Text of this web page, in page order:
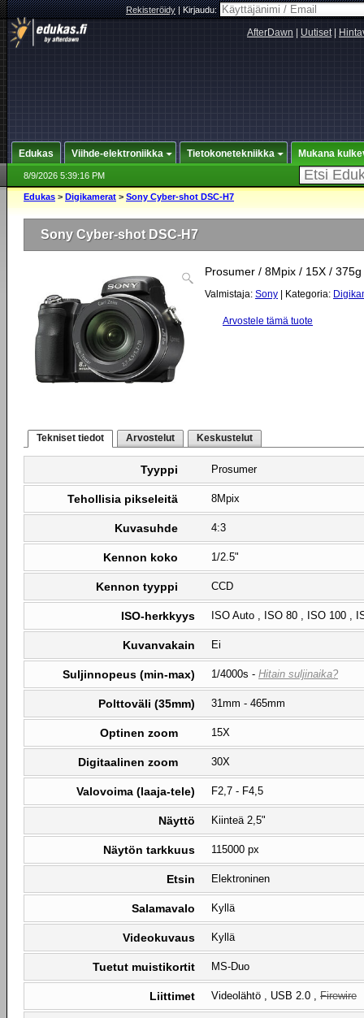
Rekisteröidy|Kirjaudu:
AfterDawn Uutiset|
Edukas Viihde-elektroniikka Tietokonetekniikka Mukana
8/9/2026 5:39:16 PM
Edukas > Digikamerat > Sony Cyber-shot DSC-H7
Sony Cyber-shot DSC-H7
Prosumer / 8Mpix / 15X / 375g
Valmistaja: Sony | Kategoria:
Arvostele tämä tuote
Tekniset tiedot Arvostelut Keskustelut
Tyyppi Prosumer
Tehollisia pikseleitä 8Mpix
Kuvasuhde 4:3
Kennon koko 1/2.5"
Kennon tyyppi CCD
ISO-herkkyys ISO Auto , ISO 80 , ISO 100 ,
Kuvanvakain Ei
Suljinnopeus (min-max) 1/4000s - Hitain suljinaika?
Polttoväli (35mm) 31mm - 465mm
Optinen zoom 15X
Digitaalinen zoom 30X
Valovoima (laaja-tele) F2,7 - F4,5
Näyttö Kiinteä 2,5"
Näytön tarkkuus 115000 px
Etsin Elektroninen
Salamavalo Kyllä
Videokuvaus Kyllä
Tuetut muistikortit MS-Duo
Liittimet Videolähtö , USB 2.0 , Firewire